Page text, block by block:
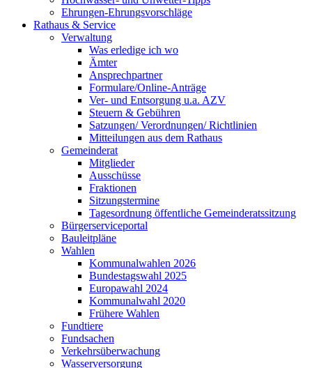
Ehrungen-Ehrungsvorschläge
Rathaus & Service
Verwaltung
Was erledige ich wo
Ämter
Ansprechpartner
Formulare/Online-Anträge
Ver- und Entsorgung u.a. AZV
Steuern & Gebühren
Satzungen/ Verordnungen/ Richtlinien
Mitteilungen aus dem Rathaus
Gemeinderat
Mitglieder
Ausschüsse
Fraktionen
Sitzungstermine
Tagesordnung öffentliche Gemeinderatssitzung
Bürgerserviceportal
Bauleitpläne
Wahlen
Kommunalwahlen 2026
Bundestagswahl 2025
Europawahl 2024
Kommunalwahl 2020
Frühere Wahlen
Fundtiere
Fundsachen
Verkehrsüberwachung
Wasserversorgung